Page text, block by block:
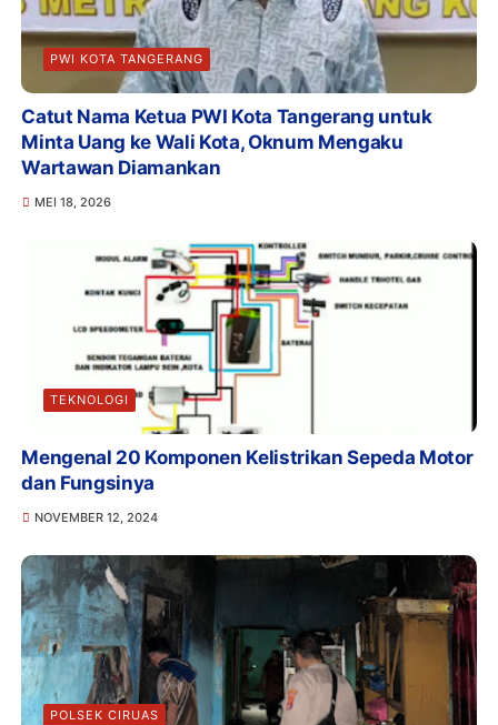
PWI KOTA TANGERANG
Catut Nama Ketua PWI Kota Tangerang untuk
Minta Uang ke Wali Kota, Oknum Mengaku
Wartawan Diamankan
MEI 18, 2026
TEKNOLOGI
Mengenal 20 Komponen Kelistrikan Sepeda Motor
dan Fungsinya
NOVEMBER 12, 2024
POLSEK CIRUAS